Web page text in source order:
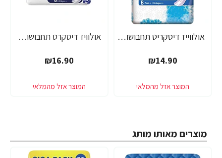
אולווייז דיסקריט תחבושות לבריחת שתן לונג פלוס 8 יחידות
₪14.90
אולוויז דיסקרט תחבושות לבריחת שתן לילה 6 יחידות
₪16.90
מוצרים מאותו מותג